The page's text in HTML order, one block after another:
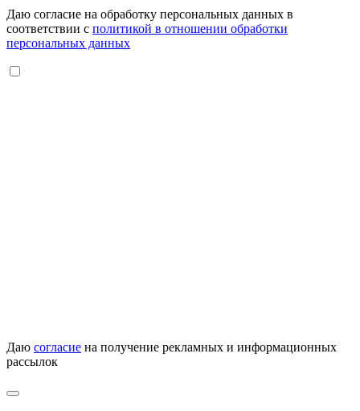
Даю согласие на обработку персональных данных в
соответствии с политикой в отношении обработки
персональных данных
Даю согласие на получение рекламных и информационных
рассылок